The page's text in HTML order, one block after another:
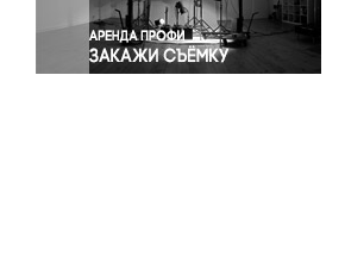
Экономика и бизнес